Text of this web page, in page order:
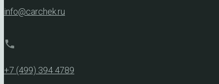
info@carchek.ru
phone
+7 (499) 394 4789